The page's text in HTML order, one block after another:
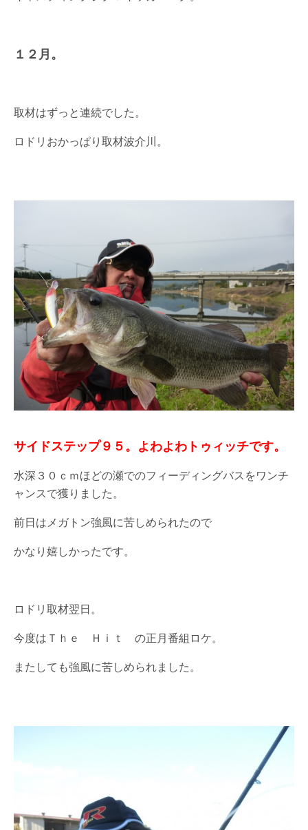
１２月。
取材はずっと連続でした。
ロドリおかっぱり取材波介川。
サイドステップ９５。よわよわトゥィッチです。
水深３０ｃｍほどの瀬でのフィーディングバスをワンチ
ャンスで獲りました。
前日はメガトン強風に苦しめられたので
かなり嬉しかったです。
ロドリ取材翌日。
今度はＴｈｅ Ｈｉｔ の正月番組ロケ。
またしても強風に苦しめられました。